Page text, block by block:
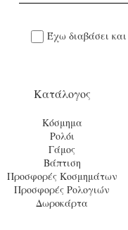
Έχω διαβάσει
Κατάλογος
Κόσμημα
Ρολόι
Γάμος
Βάπτιση
Προσφορές Κοσμημάτων
Προσφορές Ρολογιών
Δωροκάρτα